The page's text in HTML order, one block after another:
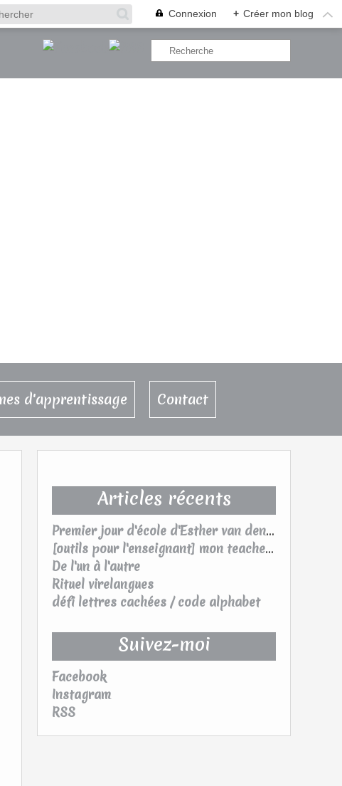
Connexion + Créer mon blog
d'apprentissage Contact
Articles récents
Premier jour d'école d'Esther van den Berg
[outils pour l'enseignant] mon teacher planner 2026/2027
De l'un à l'autre
Rituel virelangues
défi lettres cachées / code alphabet
Suivez-moi
Facebook
Instagram
RSS